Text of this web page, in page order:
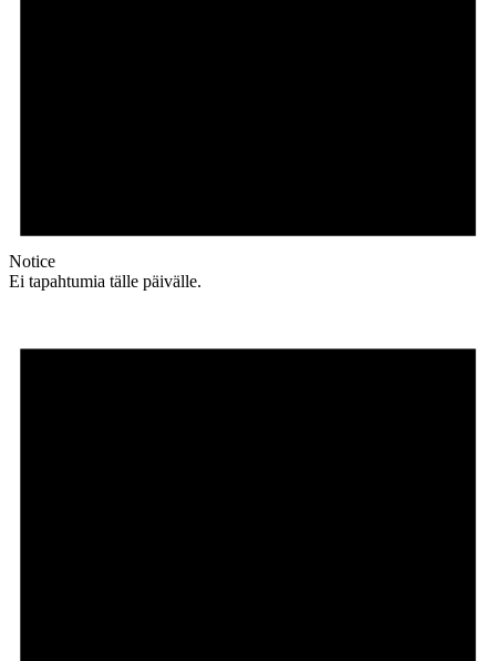
Notice
Ei tapahtumia tälle päivälle.